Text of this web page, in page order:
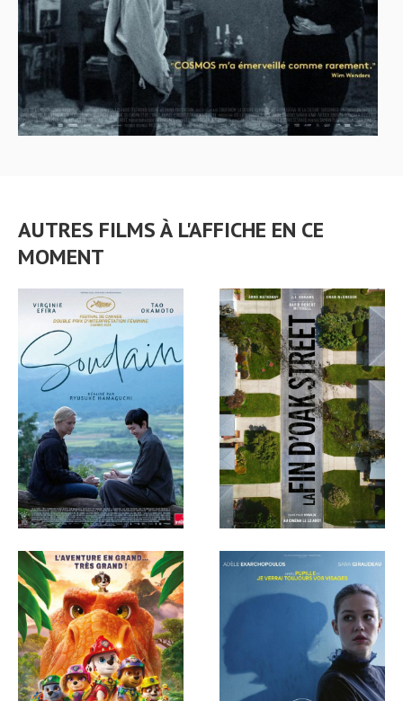
AUTRES FILMS À L'AFFICHE EN CE
MOMENT